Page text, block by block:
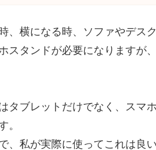
、横になる時、ソファやデス
スタンドが必要になりますが
タブレットだけでなく、スマ
。
、私が実際に使ってこれは良